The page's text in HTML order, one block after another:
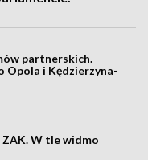
partnerskich.
Opola i Kędzierzyna-
W tle widmo